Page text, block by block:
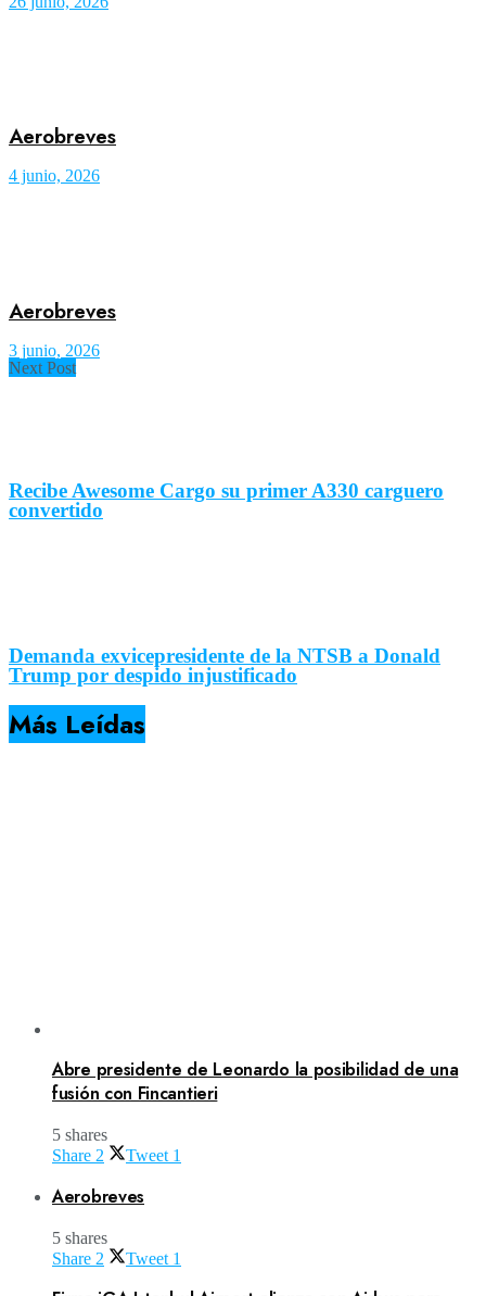
Aerobreves
4 junio, 2026
Aerobreves
3 junio, 2026
Next Post
Recibe Awesome Cargo su primer A330 carguero
convertido
Demanda exvicepresidente de la NTSB a Donald
Trump por despido injustificado
Más Leídas
Abre presidente de Leonardo la posibilidad de una
fusión con Fincantieri
5 shares
Share 2 Tweet 1
Aerobreves
5 shares
Share 2 Tweet 1